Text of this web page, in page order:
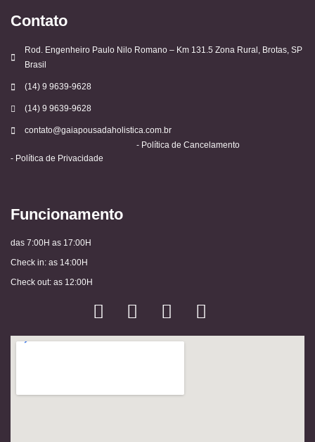
Contato
Rod. Engenheiro Paulo Nilo Romano – Km 131.5 Zona Rural, Brotas, SP
Brasil
(14) 9 9639-9628
(14) 9 9639-9628
contato@gaiapousadaholistica.com.br
- Política de Privacidade
- Política de Cancelamento
Funcionamento
das 7:00H as 17:00H
Check in: as 14:00H
Check out: as 12:00H